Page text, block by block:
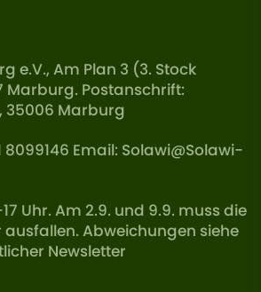
e.V., Am Plan 3 (3. Stock
Marburg. Postanschrift:
35006 Marburg
8099146 Email: Solawi@solawi-
Uhr. Am 2.9. und 9.9. muss die
ausfallen. Abweichungen siehe
Newsletter